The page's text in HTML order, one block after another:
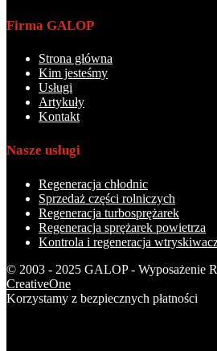
Firma GALOP
Strona główna
Kim jesteśmy
Usługi
Artykuły
Kontakt
Nasze usługi
Regeneracja chłodnic
Sprzedaż części rolniczych
Regeneracja turbosprężarek
Regeneracja sprężarek powietrza
Kontrola i regeneracja
© 2003 - 2025 GALOP - Wyposażenie
CreativeOne
Korzystamy z bezpiecznych płatności